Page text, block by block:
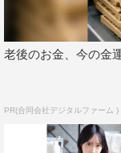
老後のお金、今の金
PR(合同会社デジタルファーム )